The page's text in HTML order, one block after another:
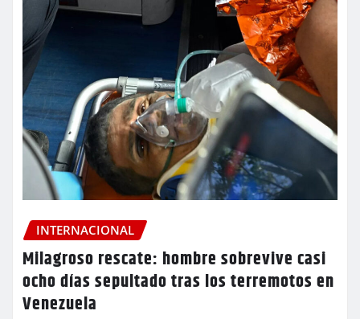
INTERNACIONAL
Milagroso rescate: hombre sobrevive casi
ocho días sepultado tras los terremotos en
Venezuela